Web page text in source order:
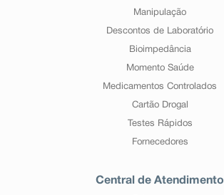
Manipulação
Descontos de Laboratório
Bioimpedância
Momento Saúde
Medicamentos Controlados
Cartão Drogal
Testes Rápidos
Fornecedores
Central de Atendimento